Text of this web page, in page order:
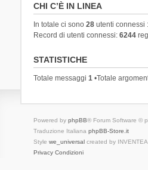
CHI C’È IN LINEA
In totale ci sono 28utenti connessi
Record di utenti connessi: 6244
STATISTICHE
Totale messaggi 1•Totale
Powered by phpBB® Forum Software ©
Traduzione Italiana phpBB-Store.it
Style we_universalcreated by INVENTEA
Privacy Condizioni